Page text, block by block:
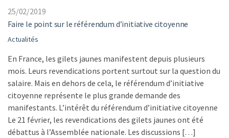
25/02/2019
Faire le point sur le référendum d’initiative citoyenne
Actualités
En France, les gilets jaunes manifestent depuis plusieurs
mois. Leurs revendications portent surtout sur la question du
salaire. Mais en dehors de cela, le référendum d’initiative
citoyenne représente le plus grande demande des
manifestants. L’intérêt du référendum d’initiative citoyenne
Le 21 février, les revendications des gilets jaunes ont été
débattus à l’Assemblée nationale. Les discussions […]